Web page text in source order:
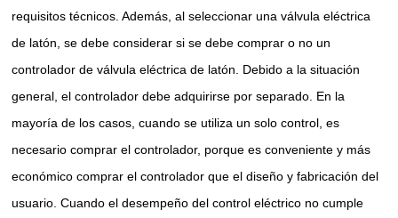
requisitos técnicos. Además, al seleccionar una válvula eléctrica
de latón, se debe considerar si se debe comprar o no un
controlador de válvula eléctrica de latón. Debido a la situación
general, el controlador debe adquirirse por separado. En la
mayoría de los casos, cuando se utiliza un solo control, es
necesario comprar el controlador, porque es conveniente y más
económico comprar el controlador que el diseño y fabricación del
usuario. Cuando el desempeño del control eléctrico no cumple